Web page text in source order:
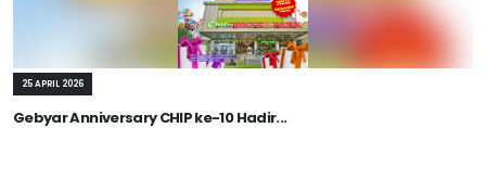
25 APRIL 2026
Gebyar Anniversary CHIP ke-10 Hadir...